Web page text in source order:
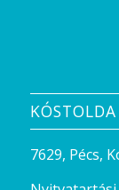
KÓSTOLDA
7629, Pécs,